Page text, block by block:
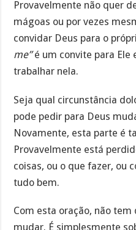
Provavelmente não quer
mágoas ou por vezes
convidar Deus para o
me”é um convite para Ele
trabalhar nela.
Seja qual circunstância
pode pedir para Deus
Novamente, esta parte é
Provavelmente está
coisas, ou o que fazer, ou
tudo bem.
Com esta oração, não
mudar. É simplesmente